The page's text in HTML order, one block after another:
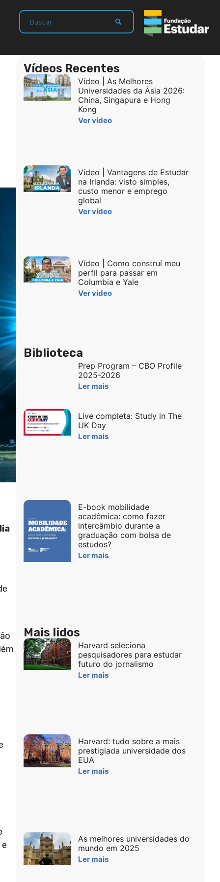
Vídeos Recentes
Vídeo | As Melhores
Universidades da Ásia 2026:
China, Singapura e Hong
Kong
Ver vídeo
Vídeo | Vantagens de Estudar
na Irlanda: visto simples,
custo menor e emprego
global
Ver vídeo
Vídeo | Como construí meu
perfil para passar em
Columbia e Yale
Ver vídeo
Biblioteca
Prep Program – CBO Profile
2025-2026
Ler mais
Live completa: Study in The
UK Day
Ler mais
E-book mobilidade
acadêmica: como fazer
intercâmbio durante a
graduação com bolsa de
estudos?
Ler mais
Mais lidos
Harvard seleciona
pesquisadores para estudar
futuro do jornalismo
Ler mais
Harvard: tudo sobre a mais
prestigiada universidade dos
EUA
Ler mais
As melhores universidades do
mundo em 2025
Ler mais